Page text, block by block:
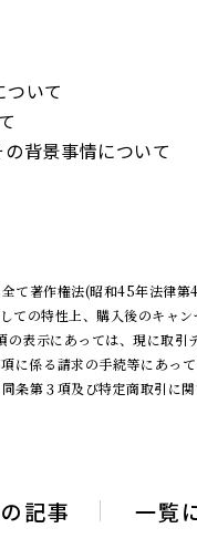
ついて
背景事情について
て著作権法(昭和45年法律第
の特性上、購入後のキャ
表示にあっては、現に取
係る請求の手続等にあ
第３項及び特定商取引に
記事 一覧